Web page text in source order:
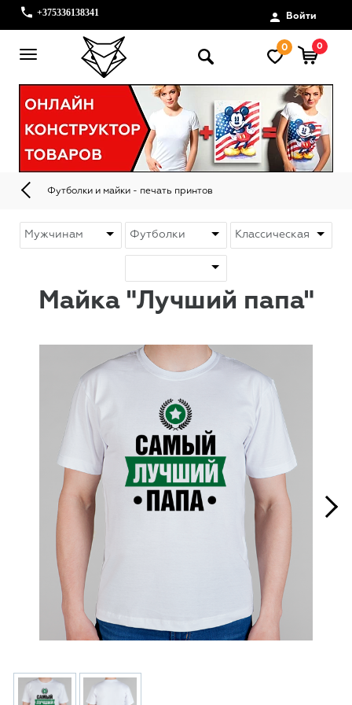
+375336138341 Войти
0 0
Футболки и майки - печать принтов
Майка "Лучший папа"